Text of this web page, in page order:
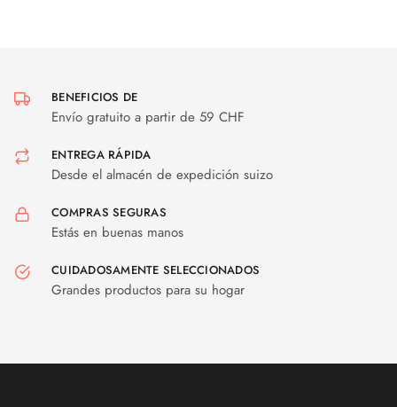
BENEFICIOS DE
Envío gratuito a partir de 59 CHF
ENTREGA RÁPIDA
Desde el almacén de expedición suizo
COMPRAS SEGURAS
Estás en buenas manos
CUIDADOSAMENTE SELECCIONADOS
Grandes productos para su hogar